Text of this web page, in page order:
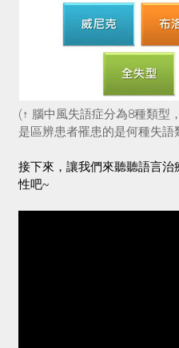
(↑ 腦中風失語症分為8種類型
是區辨患者罹患的是何種失語
接下來，讓我們來聽聽語言
性吧~